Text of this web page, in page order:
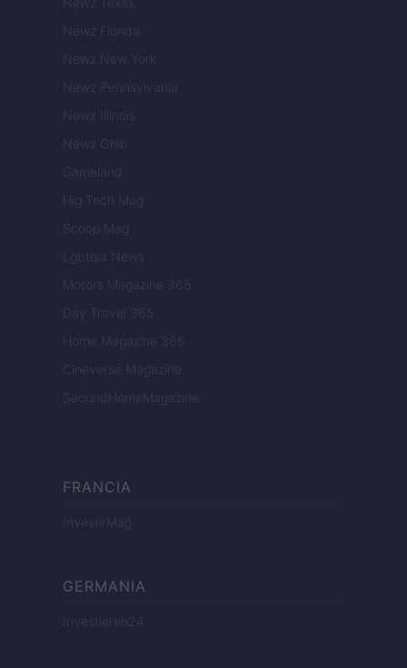
Newz Florida
Newz New York
Newz Pennsylvania
Newz Illinois
Newz Ohio
Gameland
Hig Tech Mag
Scoop Mag
Lgbtqia News
Motors Magazine 365
Day Travel 365
Home Magazine 365
Cineverse Magazine
SecondHomeMagazine
FRANCIA
InvestirMag
GERMANIA
Investieren24